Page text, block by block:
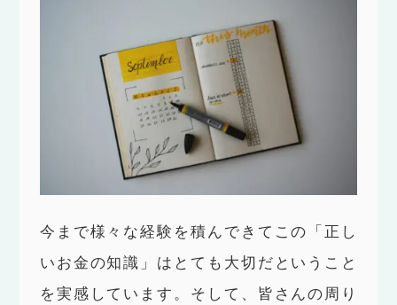
今まで様々な経験を積んできてこの「正し
いお金の知識」はとても大切だということ
を実感しています。そして、皆さんの周り